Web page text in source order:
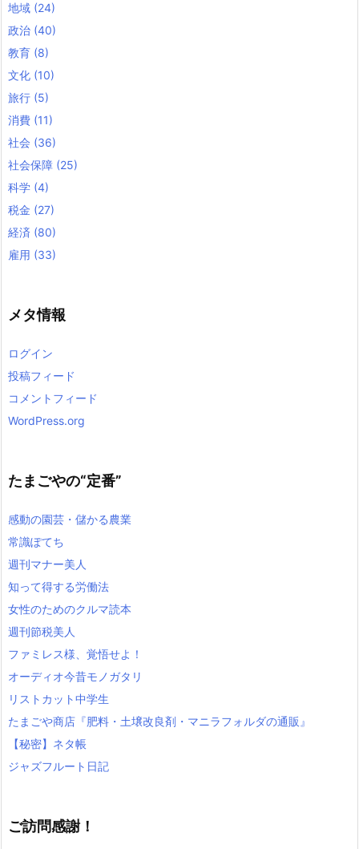
地域 (24)
政治 (40)
教育 (8)
文化 (10)
旅行 (5)
消費 (11)
社会 (36)
社会保障 (25)
科学 (4)
税金 (27)
経済 (80)
雇用 (33)
メタ情報
ログイン
投稿フィード
コメントフィード
WordPress.org
たまごやの“定番”
感動の園芸・儲かる農業
常識ぽてち
週刊マナー美人
知って得する労働法
女性のためのクルマ読本
週刊節税美人
ファミレス様、覚悟せよ！
オーディオ今昔モノガタリ
リストカット中学生
たまごや商店『肥料・土壌改良剤・マニラフォルダの通販』
【秘密】ネタ帳
ジャズフルート日記
ご訪問感謝！